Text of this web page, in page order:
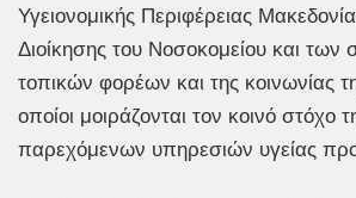
Υγειονομικής Περιφέρειας
Διοίκησης του Νοσοκομείου και των
τοπικών φορέων και της κοινωνίας
οποίοι μοιράζονται τον κοινό στόχο
παρεχόμενων υπηρεσιών υγείας